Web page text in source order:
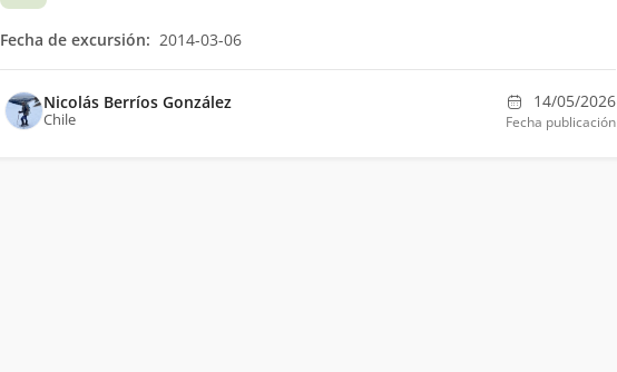
Fecha de excursión: 2014-03-06
Nicolás Berríos González
Chile
14/05/2026
Fecha publicación